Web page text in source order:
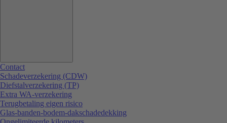
Contact
Schadeverzekering (CDW)
Diefstalverzekering (TP)
Extra WA-verzekering
Terugbetaling eigen risico
Glas-banden-bodem-dakschadedekking